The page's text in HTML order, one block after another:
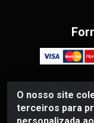
O nosso site
terceiros para
GRC Dental -
Sumarezinho,